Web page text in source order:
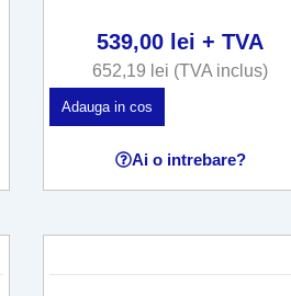
i
.
O
p
n
539,00 lei + TVA
652,19 lei (TVA inclus)
Adauga in cos
Ai o intrebare?